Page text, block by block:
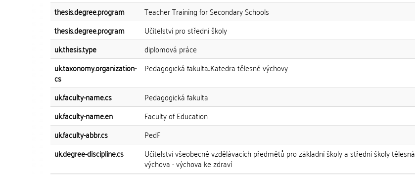
thesis.degree.program Teacher Training for Secondary Schools
thesis.degree.program
Učitelství pro střední školy
uk.thesis.type
diplomová práce
uk.taxonomy.organization-
cs
Pedagogická fakulta::Katedra tělesné výchovy
uk.faculty-name.cs Pedagogická fakulta
uk.faculty-name.en
Faculty of Education
uk.faculty-abbr.cs
PedF
uk.degree-discipline.cs
Učitelství všeobecně vzdělávacích předmětů pro základní školy a střední školy tělesná
výchova - výchova ke zdraví